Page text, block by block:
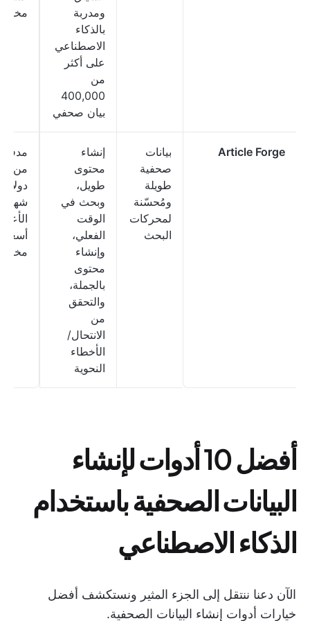
ومدربة
بالذكاء
الاصطناعي
على أكثر
من
400,000
بيان صحفي
Article Forge
بيانات
صحفية
طويلة
ومُحسّنة
لمحركات
البحث
إنشاء
محتوى
طويل،
وبحث في
الوقت
الفعلي،
وإنشاء
محتوى
بالجملة،
والتحقق
من
الانتحال/
الأخطاء
النحوية
دولارًا
أسعار
أفضل 10 أدوات لإنشاء
البيانات الصحفية باستخدام
الذكاء الاصطناعي
الآن دعنا ننتقل إلى الجزء المثير ونستكشف أفضل
خيارات أدوات إنشاء البيانات الصحفية.